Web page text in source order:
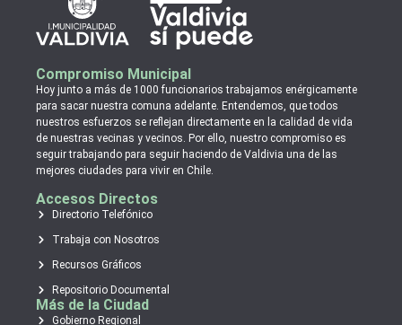
Compromiso Municipal
Hoy junto a más de 1000 funcionarios trabajamos enérgicamente
para sacar nuestra comuna adelante. Entendemos, que todos
nuestros esfuerzos se reflejan directamente en la calidad de vida
de nuestras vecinas y vecinos. Por ello, nuestro compromiso es
seguir trabajando para seguir haciendo de Valdivia una de las
mejores ciudades para vivir en Chile.
Accesos Directos
Directorio Telefónico
Trabaja con Nosotros
Recursos Gráficos
Repositorio Documental
Más de la Ciudad
Gobierno Regional